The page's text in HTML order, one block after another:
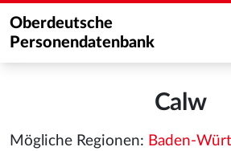
Oberdeutsche
Personendatenbank
Calw
Mögliche Regionen: Baden-